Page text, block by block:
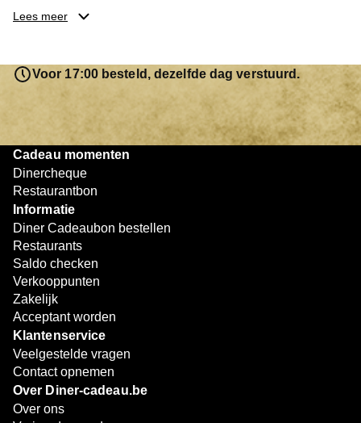
je keuze hebt gemaakt, kun je eenvoudig reserveren en na
resterende bedrag blijft gewoon op de bon staan en kan
later worden gebruikt. Zo geniet je keer op keer van
bijzondere eetmomenten.
Lees meer
Voor 17:00 besteld, dezelfde dag verstuurd.
Cadeau momenten
Dinercheque
Restaurantbon
Informatie
Diner Cadeaubon bestellen
Restaurants
Saldo checken
Verkooppunten
Zakelijk
Acceptant worden
Klantenservice
Veelgestelde vragen
Contact opnemen
Over Diner-cadeau.be
Over ons